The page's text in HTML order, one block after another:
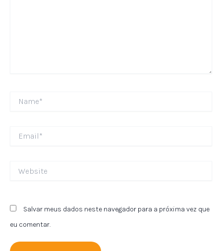
Salvar meus dados neste navegador para a próxima vez que
eu comentar.